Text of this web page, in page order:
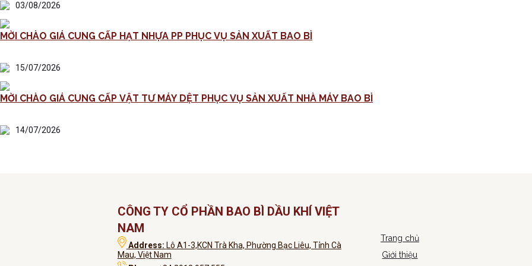
03/08/2026
MỜI CHÀO GIÁ CUNG CẤP HẠT NHỰA PP PHỤC VỤ SẢN XUẤT BAO BÌ
15/07/2026
MỜI CHÀO GIÁ CUNG CẤP VẬT TƯ MÁY DỆT PHỤC VỤ SẢN XUẤT NHÀ MÁY BAO BÌ
14/07/2026
CÔNG TY CỔ PHẦN BAO BÌ DẦU KHÍ VIỆT
NAM
Address: Lô A1-3,KCN Trà Kha, Phường Bạc Liêu, Tỉnh Cà
Mau, Việt Nam
Trang chủ
Giới thiệu